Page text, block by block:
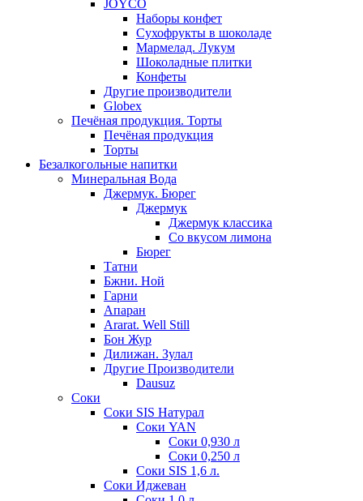
JOYCO
Наборы конфет
Сухофрукты в шоколаде
Мармелад. Лукум
Шоколадные плитки
Конфеты
Другие производители
Globex
Печёная продукция. Торты
Печёная продукция
Торты
Безалкогольные напитки
Минеральная Вода
Джермук. Бюрег
Джермук
Джермук классика
Со вкусом лимона
Бюрег
Татни
Бжни. Ной
Гарни
Апаран
Ararat. Well Still
Бон Жур
Дилижан. Зулал
Другие Производители
Dausuz
Соки
Соки SIS Натурал
Соки YAN
Соки 0,930 л
Соки 0,250 л
Соки SIS 1,6 л.
Соки Иджеван